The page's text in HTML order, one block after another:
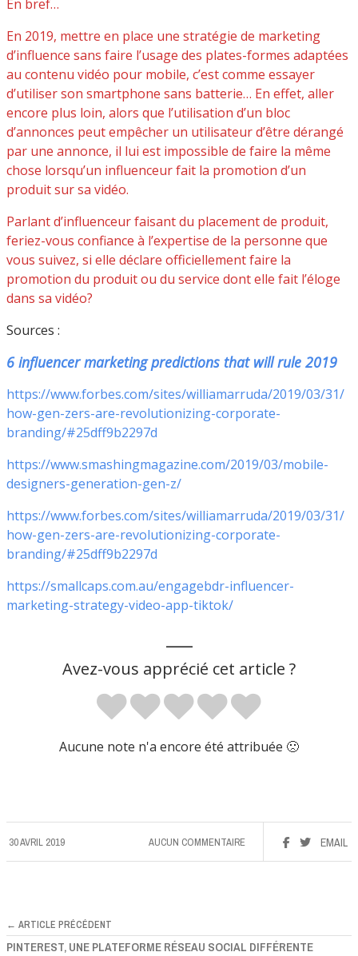
En bref…
En 2019, mettre en place une stratégie de marketing
d’influence sans faire l’usage des plates-formes adaptées
au contenu vidéo pour mobile, c’est comme essayer
d’utiliser son smartphone sans batterie… En effet, aller
encore plus loin, alors que l’utilisation d’un bloc
d’annonces peut empêcher un utilisateur d’être dérangé
par une annonce, il lui est impossible de faire la même
chose lorsqu’un influenceur fait la promotion d’un
produit sur sa vidéo.
Parlant d’influenceur faisant du placement de produit,
feriez-vous confiance à l’expertise de la personne que
vous suivez, si elle déclare officiellement faire la
promotion du produit ou du service dont elle fait l’éloge
dans sa vidéo?
Sources :
6 influencer marketing predictions that will rule 2019
https://www.forbes.com/sites/williamarruda/2019/03/31/
how-gen-zers-are-revolutionizing-corporate-
branding/#25dff9b2297d
https://www.smashingmagazine.com/2019/03/mobile-
designers-generation-gen-z/
https://www.forbes.com/sites/williamarruda/2019/03/31/
how-gen-zers-are-revolutionizing-corporate-
branding/#25dff9b2297d
https://smallcaps.com.au/engagebdr-influencer-
marketing-strategy-video-app-tiktok/
Avez-vous apprécié cet article ?
Aucune note n'a encore été attribuée 🙁
30 AVRIL 2019 EMAIL
AUCUN COMMENTAIRE
← ARTICLE PRÉCÉDENT
PINTEREST, UNE PLATEFORME RÉSEAU SOCIAL DIFFÉRENTE